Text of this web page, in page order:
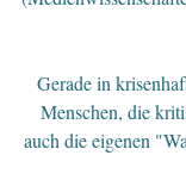
Gerade in
Menschen, die
auch die eigenen